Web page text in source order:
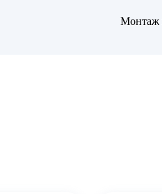
Монтаж